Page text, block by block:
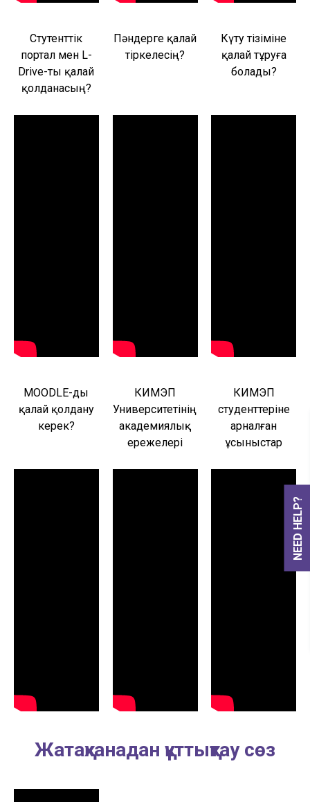
NEED HELP?
Стутенттік
портал мен L-
Drive-ты қалай
қолданасың?
Пәндерге қалай
тіркелесің?
Күту тізіміне
қалай тұруға
болады?
MOODLE-ды
қалай қолдану
керек?
КИМЭП
Университетінің
академиялық
ережелері
КИМЭП
студенттеріне
арналған
ұсыныстар
Жатақханадан құттықтау сөз